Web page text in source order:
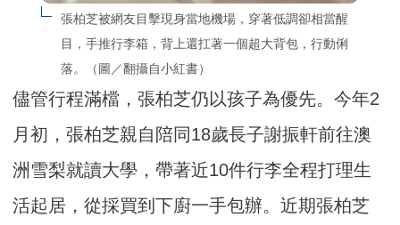
張柏芝被網友目擊現身當地機場，穿著低調卻相當醒
目，手推行李箱，背上還扛著一個超大背包，行動俐
落。（圖／翻攝自小紅書）
儘管行程滿檔，張柏芝仍以孩子為優先。今年2
月初，張柏芝親自陪同18歲長子謝振軒前往澳
洲雪梨就讀大學，帶著近10件行李全程打理生
活起居，從採買到下廚一手包辦。近期張柏芝